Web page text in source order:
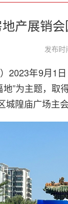
产展销
发布
2023年9月1
地”为主题，
城隍庙广场主